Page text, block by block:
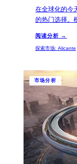
在全球化的今
的热门选择。
权的机会。
阅读分析 →
探索市场: Alicante
市场分析